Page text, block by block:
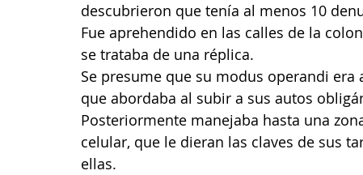
descubrieron que tenía al menos 10
Fue aprehendido en las calles de la
se trataba de una réplica.
Se presume que su modus operandi
que abordaba al subir a sus autos
Posteriormente manejaba hasta una
celular, que le dieran las claves de sus
ellas.